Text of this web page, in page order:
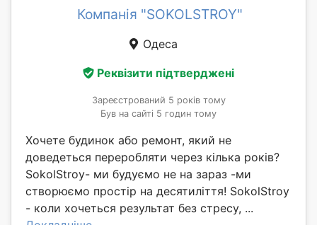
Компанія "SOKOLSTROY"
Одеса
Реквізити підтверджені
Зареєстрований 5 років тому
Був на сайті 5 годин тому
Хочете будинок або ремонт, який не
доведеться переробляти через кілька років?
SokolStroy- ми будуємо не на зараз -ми
створюємо простір на десятиліття! SokolStroy
- коли хочеться результат без стресу, ...